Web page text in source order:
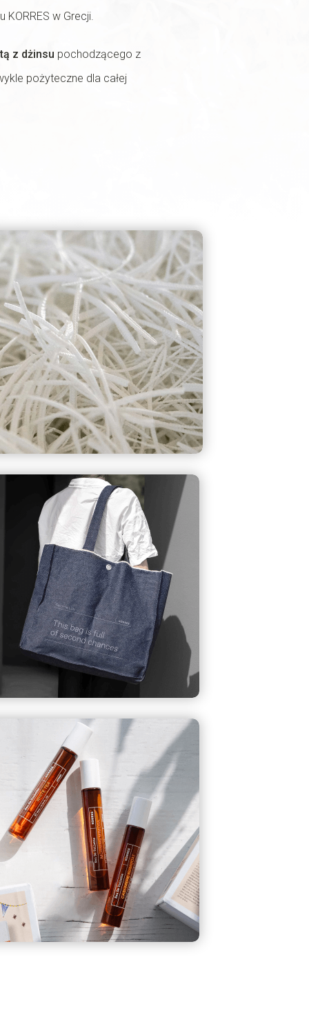
w Grecji.
z dżinsu pochodzącego z
pożyteczne dla całej